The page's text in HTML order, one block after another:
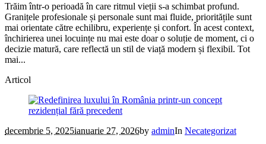
Trăim într-o perioadă în care ritmul vieții s-a schimbat profund.
Granițele profesionale și personale sunt mai fluide, prioritățile sunt
mai orientate către echilibru, experiențe și confort. În acest context,
închirierea unei locuințe nu mai este doar o soluție de moment, ci o
decizie matură, care reflectă un stil de viață modern și flexibil. Tot
mai...
Articol
decembrie 5, 2025ianuarie 27, 2026by adminIn Necategorizat